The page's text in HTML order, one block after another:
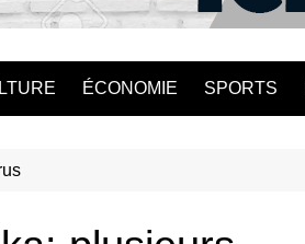
ÉCONOMIE SPORTS